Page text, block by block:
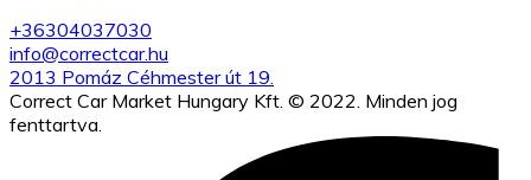
+36304037030
info@correctcar.hu
2013 Pomáz Céhmester út 19.
Correct Car Market Hungary Kft. © 2022. Minden jog
fenttartva.